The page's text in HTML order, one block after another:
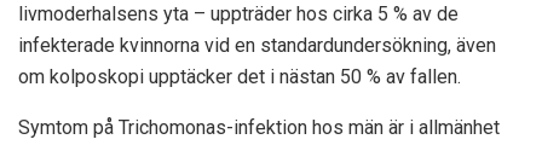
livmoderhalsens yta – uppträder hos cirka 5 % av de
infekterade kvinnorna vid en standardundersökning, även
om kolposkopi upptäcker det i nästan 50 % av fallen.
Symtom på Trichomonas-infektion hos män är i allmänhet